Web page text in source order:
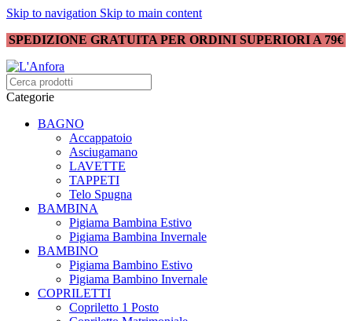
Skip to navigation Skip to main content
SPEDIZIONE GRATUITA PER ORDINI SUPERIORI A 79€
Categorie
BAGNO
Accappatoio
Asciugamano
LAVETTE
TAPPETI
Telo Spugna
BAMBINA
Pigiama Bambina Estivo
Pigiama Bambina Invernale
BAMBINO
Pigiama Bambino Estivo
Pigiama Bambino Invernale
COPRILETTI
Copriletto 1 Posto